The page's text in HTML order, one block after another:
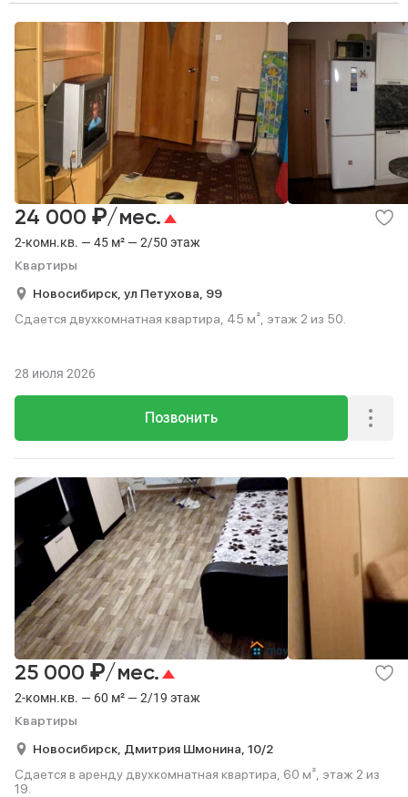
2-комн.кв. — 45 м² — 2/50 этаж
Квартиры
24 000 ₽/мес.
Новосибирск, ул Петухова, 99
Сдается двухкомнатная квартира, 45 м², этаж 2 из 50.
Позвонить
28 июля 2026
2-комн.кв. — 60 м² — 2/19 этаж
Квартиры
25 000 ₽/мес.
Новосибирск, Дмитрия Шмонина, 10/2
Сдается в аренду двухкомнатная квартира, 60 м², этаж 2 из
19.